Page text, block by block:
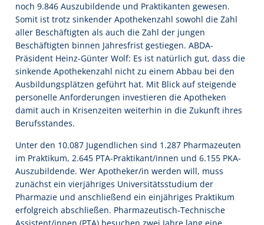
noch 9.846 Auszubildende und Praktikanten gewesen.
Somit ist trotz sinkender Apothekenzahl sowohl die Zahl
aller Beschäftigten als auch die Zahl der jungen
Beschäftigten binnen Jahresfrist gestiegen. ABDA-
Präsident Heinz-Günter Wolf: Es ist natürlich gut, dass die
sinkende Apothekenzahl nicht zu einem Abbau bei den
Ausbildungsplätzen geführt hat. Mit Blick auf steigende
personelle Anforderungen investieren die Apotheken
damit auch in Krisenzeiten weiterhin in die Zukunft ihres
Berufsstandes.
Unter den 10.087 Jugendlichen sind 1.287 Pharmazeuten
im Praktikum, 2.645 PTA-Praktikant/innen und 6.155 PKA-
Auszubildende. Wer Apotheker/in werden will, muss
zunächst ein vierjähriges Universitätsstudium der
Pharmazie und anschließend ein einjähriges Praktikum
erfolgreich abschließen. Pharmazeutisch-Technische
Assistent/innen (PTA) besuchen zwei Jahre lang eine